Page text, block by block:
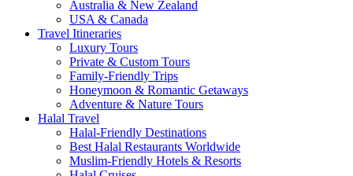
Australia & New Zealand
USA & Canada
Travel Itineraries
Luxury Tours
Private & Custom Tours
Family-Friendly Trips
Honeymoon & Romantic Getaways
Adventure & Nature Tours
Halal Travel
Halal-Friendly Destinations
Best Halal Restaurants Worldwide
Muslim-Friendly Hotels & Resorts